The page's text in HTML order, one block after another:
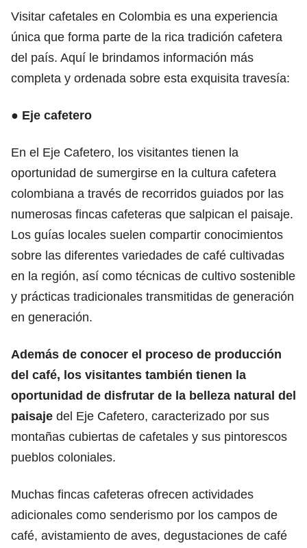
Visitar cafetales en Colombia es una experiencia
única que forma parte de la rica tradición cafetera
del país. Aquí le brindamos información más
completa y ordenada sobre esta exquisita travesía:
● Eje cafetero
En el Eje Cafetero, los visitantes tienen la
oportunidad de sumergirse en la cultura cafetera
colombiana a través de recorridos guiados por las
numerosas fincas cafeteras que salpican el paisaje.
Los guías locales suelen compartir conocimientos
sobre las diferentes variedades de café cultivadas
en la región, así como técnicas de cultivo sostenible
y prácticas tradicionales transmitidas de generación
en generación.
Además de conocer el proceso de producción
del café, los visitantes también tienen la
oportunidad de disfrutar de la belleza natural del
paisaje del Eje Cafetero, caracterizado por sus
montañas cubiertas de cafetales y sus pintorescos
pueblos coloniales.
Muchas fincas cafeteras ofrecen actividades
adicionales como senderismo por los campos de
café, avistamiento de aves, degustaciones de café